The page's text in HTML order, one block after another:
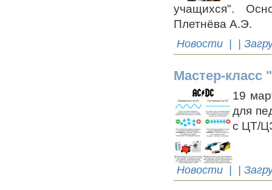
учащихся".
Плетнёва А.Э.
Новости | |
Мастер-класс
19
для
с ЦТ/
Новости | |